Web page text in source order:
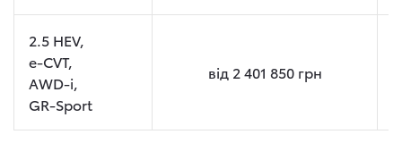
2.5 HEV,
e-CVT,
AWD-i,
GR-Sport
від 2 401 850грн